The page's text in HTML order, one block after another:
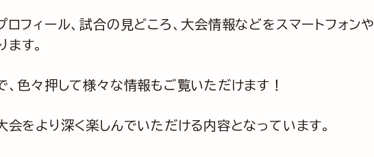
フィール、試合の見どころ、大会情報などをスマートフォ
す。
色々押して様々な情報もご覧いただけます！
をより深く楽しんでいただける内容となっています。